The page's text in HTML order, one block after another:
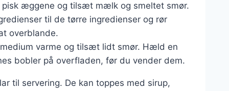
pisk æggene og tilsæt mælk og smeltet smør.
til de tørre ingredienser og rør
overblande.
varme og tilsæt lidt smør. Hæld en
bobler på overfladen, før du vender dem.
til servering. De kan toppes med sirup,